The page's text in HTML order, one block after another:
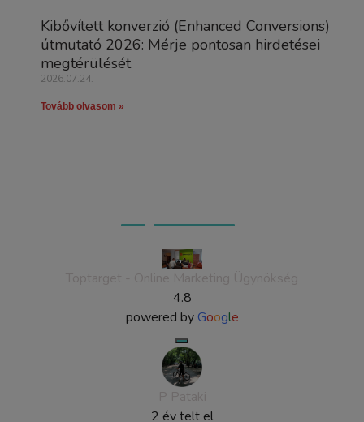
Kibővített konverzió (Enhanced Conversions)
útmutató 2026: Mérje pontosan hirdetései
megtérülését
2026.07.24.
Tovább olvasom »
4.8
powered by Google
2 év telt el